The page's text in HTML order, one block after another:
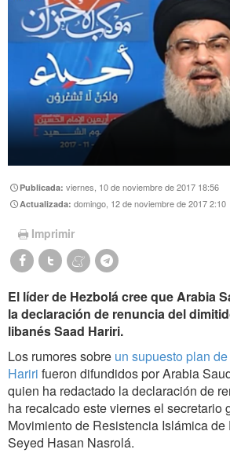
Publicada:viernes, 10 de noviembre de 2017 18:56
Actualizada:domingo, 12 de noviembre de 2017 2:10
Imprimir
El líder de Hezbolá cree que Arabia
la declaración de renuncia del
libanés Saad Hariri.
Los rumores sobre un supuesto plan
Hariri fueron difundidos por Arabia
quien ha redactado la declaración de
ha recalcado este viernes el secretario
Movimiento de Resistencia Islámica
Seyed Hasan Nasrolá.